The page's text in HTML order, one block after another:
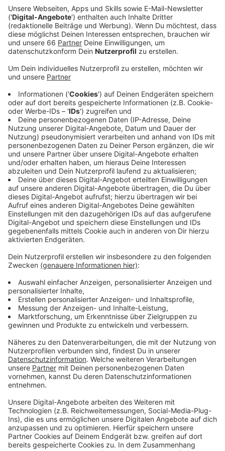
werden.
Veröffentlicht:Dienstag, 04.10.2022 05:49
Die Haltestelle war schon vor einiger Zeit umgebaut
worden. Damals standen aber noch Kanalbauarbeiten
aus, so dass Geh- und Radweg sowie die Parkplätze
erst jetzt neu gemacht werden können. Der Radweg
wird neu angelegt und in rotem Asphalt hergestellt.
Mit weißen Noppensteinen wird er zudem vom
Gehweg abgetrennt. Während der Bauarbeiten wird die
Grafenberger Allee gesperrt, und zwar zwischen
Humboldt- und Uhlandstraße. Die Rheinbahn bittet
Autofahrer, den Bereich weiträumig zu umfahren. Sie
hat Umleitungen ausgeschildert. Betroffen davon sind
auch drei Buslinien (737, NE2, NE5). Die Stadtbahnen
können normal fahren.
Anzeige
Weitere Infos und Links zum Thema
Anzeige
Hier informiert die Rheinbahn über die Bauarbeiten
sowie die Folgen
Informationen der Stadt zu den Arbeiten rund um
Auch an der Haltestelle "Schlüterstraße" wird
gearbeitet
Anzeige